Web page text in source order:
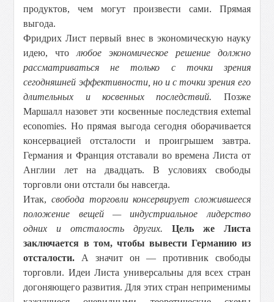
продуктов, чем могут произвести сами. Прямая
выгода.
Фридрих Лист первый внес в экономическую науку
идею, чтолюбое экономическое решение должно
рассматриваться не только с точки зрения
сегодняшней эффективности, но и с точки зрения его
длительных и косвенных последствий. Позже
Маршалл назовет эти косвенные последствия extemal
economies. Но прямая выгода сегодня оборачивается
консервацией отсталости и проигрышем завтра.
Германия и Франция отставали во времена Листа от
Англии лет на двадцать. В условиях свободы
торговли они отстали бы навсегда.
Итак, свобода торговли консервирует сложившееся
положение вещей — индустриальное лидерство
одних и отсталость других.
Цель же Листа
заключается в том, чтобы вывести Германию из
отсталости. А значит он — противник свободы
торговли. Идеи Листа универсальны для всех стран
догоняющего развития. Для этих стран неприменимы